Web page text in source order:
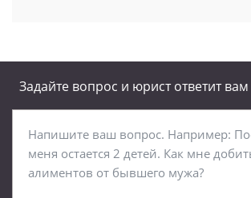
Задайте вопрос и юрист ответит